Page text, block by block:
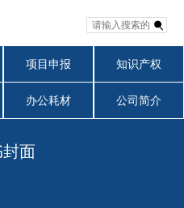
项目申报 知识产权
办公耗材 公司简介
面